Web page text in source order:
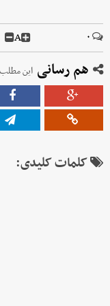
۰ A
هم رسانی این
کلمات کلیدی: